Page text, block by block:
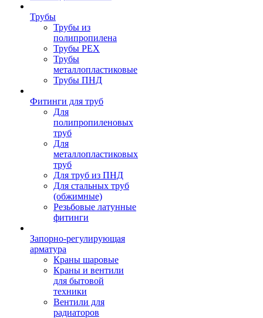
Трубы
Трубы из
полипропилена
Трубы PEX
Трубы
металлопластиковые
Трубы ПНД
Фитинги для труб
Для
полипропиленовых
труб
Для
металлопластиковых
труб
Для труб из ПНД
Для стальных труб
(обжимные)
Резьбовые латунные
фитинги
Запорно-регулирующая
арматура
Краны шаровые
Краны и вентили
для бытовой
техники
Вентили для
радиаторов